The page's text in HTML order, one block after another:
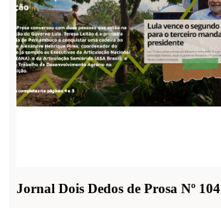
Jornal Dois Dedos de Prosa Nº 104